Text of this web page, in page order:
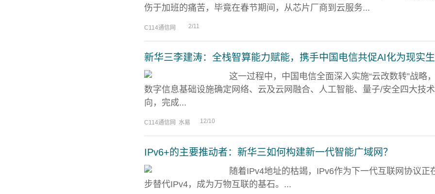
伤于加班的痛苦，毕竟在春节期间，从芯片厂商到云服务...
C114通信网 2/11
新华三李建涛：全栈智算能力赋能，携手中国电信共促AI化为现实
这一过程中，中国电信全面深入实施“云改数转”战略
数字信息基础设施确定网络、云及云网融合、人工智能、量子/安全四大技
向，完成...
C114通信网 水易 12/10
IPv6+的主要推动者：新华三如何构建新一代智能广域网？
随着IPv4地址的枯竭，IPv6作为下一代互联网协议正
步替代IPv4，成为万物互联的基石。...